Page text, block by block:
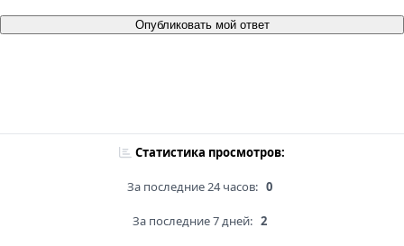
Опубликовать мой ответ
Статистика просмотров:
За последние 24 часов: 0
За последние 7 дней: 2